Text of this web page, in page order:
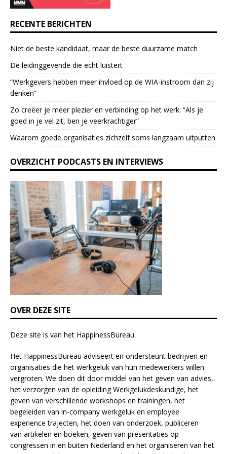
.
l
e
a
s
e
l
a
v
t
h
i
s
f
i
e
l
d
b
l
n
k
.
RECENTE BERICHTEN
Niet de beste kandidaat, maar de beste duurzame match
De leidinggevende die echt luistert
“Werkgevers hebben meer invloed op de WIA-instroom dan zij
denken”
Zo creëer je meer plezier en verbinding op het werk: “Als je
goed in je vel zit, ben je veerkrach­tiger”
Waarom goede organisaties zichzelf soms langzaam uitputten
OVERZICHT PODCASTS EN INTERVIEWS
OVER DEZE SITE
Deze site is van het HappinessBureau.
Het HappinessBureau adviseert en ondersteunt bedrijven en
organisaties die het werkgeluk van hun medewerkers willen
vergroten. We doen dit door middel van het geven van advies,
het verzorgen van de opleidingWerkgelukdeskundige, het
geven van verschillende workshops en trainingen, het
begeleiden van in-company werkgeluk en employee
experiencetrajecten, het doen van onderzoek, publiceren
van artikelen en boeken, geven van presentaties op
congressen in en buiten Nederland en het organiseren van het